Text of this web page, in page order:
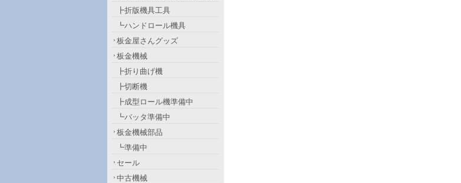
┣折版機具工具
┗ハンドロール機具
板金屋さんグッズ
板金機械
┣折り曲げ機
┣切断機
┣成型ロール機準備中
┗バッタ準備中
板金機械部品
┗準備中
セール
中古機械